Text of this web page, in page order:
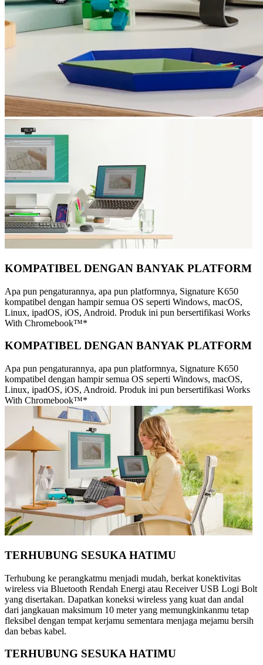
KOMPATIBEL DENGAN BANYAK PLATFORM
Apa pun pengaturannya, apa pun platformnya, Signature K650
kompatibel dengan hampir semua OS seperti Windows, macOS,
Linux, ipadOS, iOS, Android. Produk ini pun bersertifikasi Works
With Chromebook™*
KOMPATIBEL DENGAN BANYAK PLATFORM
Apa pun pengaturannya, apa pun platformnya, Signature K650
kompatibel dengan hampir semua OS seperti Windows, macOS,
Linux, ipadOS, iOS, Android. Produk ini pun bersertifikasi Works
With Chromebook™*
TERHUBUNG SESUKA HATIMU
Terhubung ke perangkatmu menjadi mudah, berkat konektivitas
wireless via Bluetooth Rendah Energi atau Receiver USB Logi Bolt
yang disertakan. Dapatkan koneksi wireless yang kuat dan andal
dari jangkauan maksimum 10 meter yang memungkinkanmu tetap
fleksibel dengan tempat kerjamu sementara menjaga mejamu bersih
dan bebas kabel.
TERHUBUNG SESUKA HATIMU